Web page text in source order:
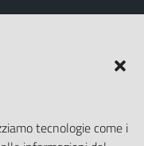
tecnologie come i